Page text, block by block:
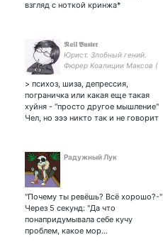
взгляд с ноткой кринжа*
𝕹𝖆𝖎𝖑 𝕭𝖚𝖘𝖙𝖊𝖗
Юрист. Злобный гений.
Фюрер Коалиции Максов (
национал-вампиризма.
> психоз, шиза, депрессия,
пограничка или какая еще такая
хуйня - "просто другое мышление"
Чел, но эээ никто так и не говорит
Радужный Лук
"Почему ты ревёшь? Всё хорошо?-"
Через 5 секунд: "Да что
понапридумывала себе кучу
проблем, какое мор…